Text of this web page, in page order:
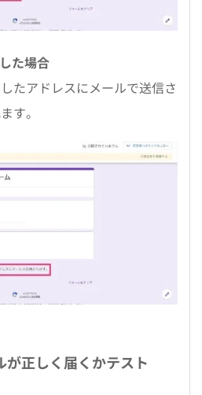
た場合
たアドレスにメールで送信さ
す。
正しく届くかテスト